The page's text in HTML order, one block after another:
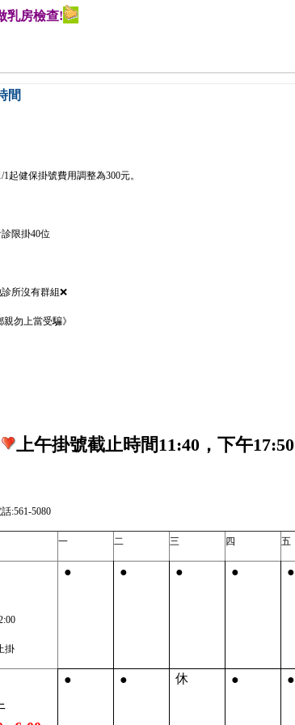
檢查!
間
1起健保掛號費用調整為300元。
限掛40位
所沒有群組❌
親勿上當受騙》
上午掛號截止時間11:40，下午17:50
:561-5080
一 二 三 四 五
掛
● ● ● ● ●
● ● 休 ● ●